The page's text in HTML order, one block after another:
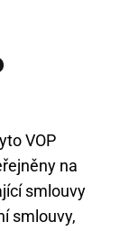
VOP
na
smlouvy
smlouvy,